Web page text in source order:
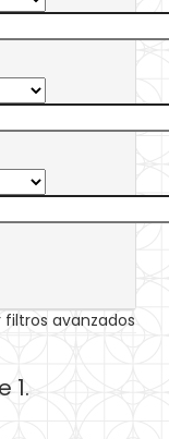
filtros avanzados
1.